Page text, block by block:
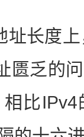
长度上
匮乏的
比